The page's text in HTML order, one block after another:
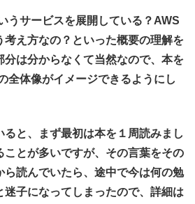
うサービスを展開している？AWS
考え方なの？といった概要の理解を
分は分からなくて当然なので、本を
全体像がイメージできるようにし
と、まず最初は本を１周読みまし
ことが多いですが、その言葉をその
ら読んでいたら、途中で今は何の勉
迷子になってしまったので、詳細は